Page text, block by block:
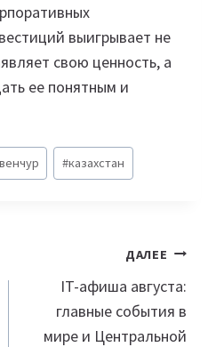
выигрывает не
свою ценность, а
ее понятным и
#казахстан
ДАЛЕЕ
IT-афиша августа:
главные события в
мире и Центральной